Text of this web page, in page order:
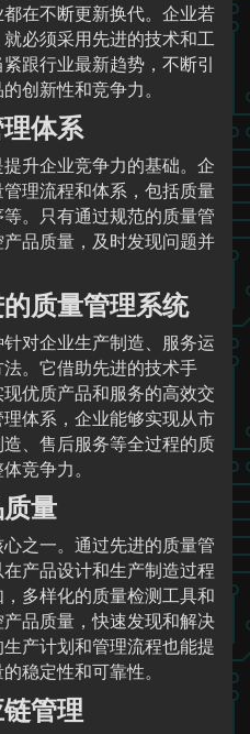
在不断更新换代。企业若
必须采用先进的技术和工
跟行业最新趋势，不断引
创新性和竞争力。
体系
升企业竞争力的基础。企
理流程和体系，包括质量
。只有通过规范的质量管
品质量，及时发现问题并
质量管理系统
对企业生产制造、服务运
。它借助先进的技术手
优质产品和服务的高效交
体系，企业能够实现从市
、售后服务等全过程的质
竞争力。
量
之一。通过先进的质量管
产品设计和生产制造过程
多样化的质量检测工具和
品质量，快速发现和解决
产计划和管理流程也能提
稳定性和可靠性。
管理